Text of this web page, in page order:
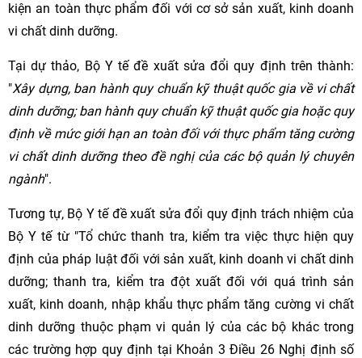
kiện an toàn thực phẩm đối với cơ sở sản xuất, kinh doanh
vi chất dinh dưỡng.
Tại dự thảo, Bộ Y tế đề xuất sửa đổi quy định trên thành:
"Xây dựng, ban hành quy chuẩn kỹ thuật quốc gia về vi chất
dinh dưỡng; ban hành quy chuẩn kỹ thuật quốc gia hoặc quy
định về mức giới hạn an toàn đối với thực phẩm tăng cường
vi chất dinh dưỡng theo đề nghị của các bộ quản lý chuyên
ngành".
Tương tự, Bộ Y tế đề xuất sửa đổi quy định trách nhiệm của
Bộ Y tế từ "Tổ chức thanh tra, kiểm tra việc thực hiện quy
định của pháp luật đối với sản xuất, kinh doanh vi chất dinh
dưỡng; thanh tra, kiểm tra đột xuất đối với quá trình sản
xuất, kinh doanh, nhập khẩu thực phẩm tăng cường vi chất
dinh dưỡng thuộc phạm vi quản lý của các bộ khác trong
các trường hợp quy định tại Khoản 3 Điều 26 Nghị định số